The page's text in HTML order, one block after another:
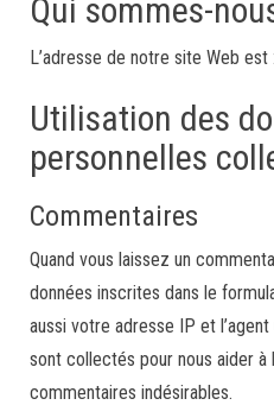
Qui sommes-
L’adresse de notre site Web
Utilisation des
personnelles
Commentaires
Quand vous laissez un
données inscrites dans le
aussi votre adresse IP et
sont collectés pour nous aider à
commentaires indésirables.